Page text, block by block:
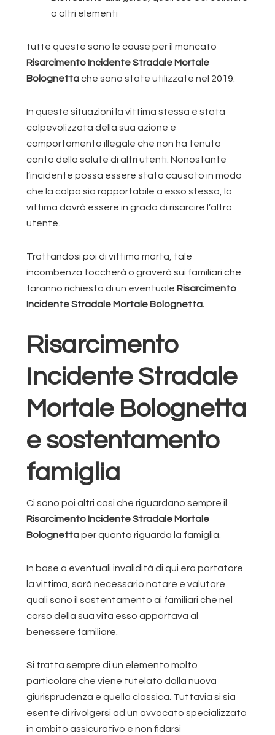
o altri elementi
tutte queste sono le cause per il mancato
Risarcimento Incidente Stradale Mortale
Bolognettache sono state utilizzate nel 2019.
In queste situazioni la vittima stessa è stata
colpevolizzata della sua azione e
comportamento illegale che non ha tenuto
conto della salute di altri utenti. Nonostante
l’incidente possa essere stato causato in modo
che la colpa sia rapportabile a esso stesso, la
vittima dovrà essere in grado di risarcire l’altro
utente.
Trattandosi poi di vittima morta, tale
incombenza toccherà o graverà sui familiari che
faranno richiesta di un eventuale Risarcimento
Incidente Stradale Mortale Bolognetta.
Risarcimento
Incidente Stradale
Mortale Bolognetta
e sostentamento
famiglia
Ci sono poi altri casi che riguardano sempre il
Risarcimento Incidente Stradale Mortale
Bolognettaper quanto riguarda la famiglia.
In base a eventuali invalidità di qui era portatore
la vittima, sarà necessario notare e valutare
quali sono il sostentamento ai familiari che nel
corso della sua vita esso apportava al
benessere familiare.
Si tratta sempre di un elemento molto
particolare che viene tutelato dalla nuova
giurisprudenza e quella classica. Tuttavia si sia
esente di rivolgersi ad un avvocato specializzato
in ambito assicurativo e non fidarsi